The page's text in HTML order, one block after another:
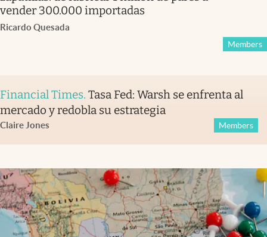
vender 300.000 importadas
Ricardo Quesada
Members
Financial Times. Tasa Fed: Warsh se enfrenta al
mercado y redobla su estrategia
Claire Jones Members